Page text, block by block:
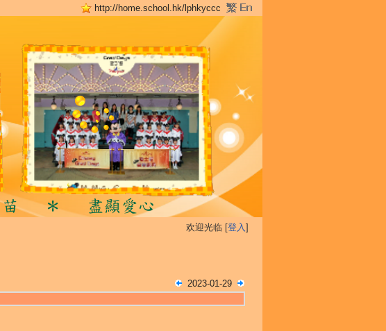
http://home.school.hk/lphkyccc
欢迎光临 [登入]
2023-01-29